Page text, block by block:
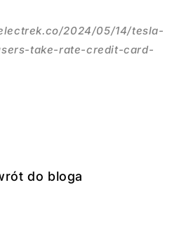
2024/05/14/tesla-
take-rate-credit-card-
do bloga